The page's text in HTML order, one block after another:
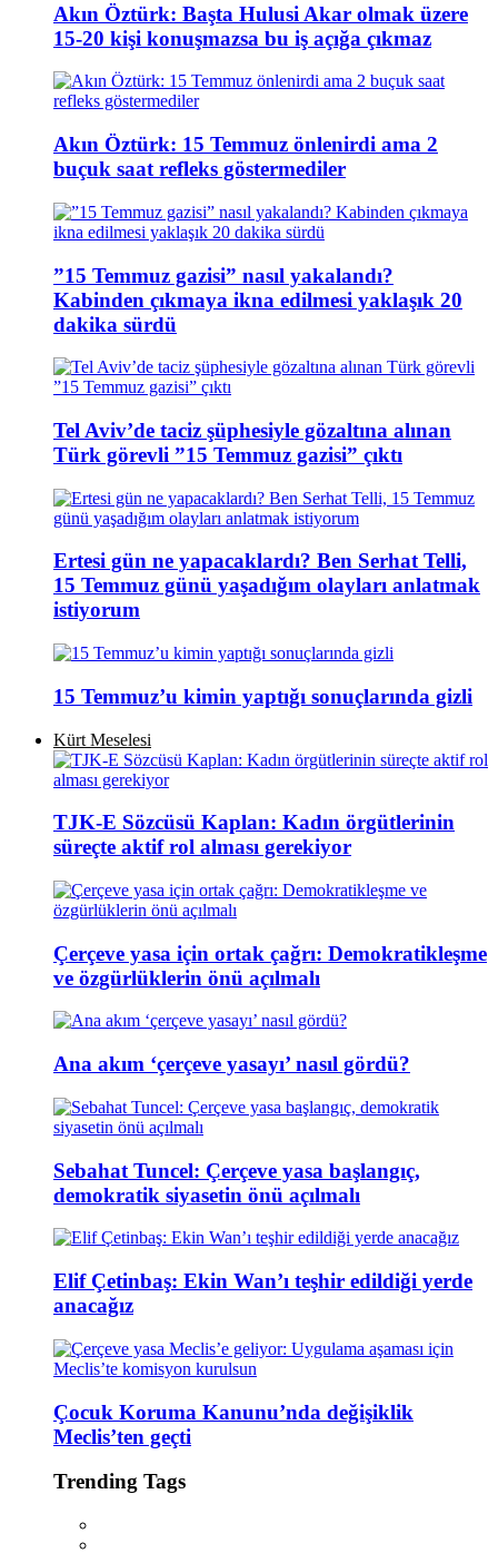
Akın Öztürk: Başta Hulusi Akar olmak üzere
15-20 kişi konuşmazsa bu iş açığa çıkmaz
Akın Öztürk: 15 Temmuz önlenirdi ama 2
buçuk saat refleks göstermediler
”15 Temmuz gazisi” nasıl yakalandı?
Kabinden çıkmaya ikna edilmesi yaklaşık 20
dakika sürdü
Tel Aviv’de taciz şüphesiyle gözaltına alınan
Türk görevli ”15 Temmuz gazisi” çıktı
Ertesi gün ne yapacaklardı? Ben Serhat Telli,
15 Temmuz günü yaşadığım olayları anlatmak
istiyorum
15 Temmuz’u kimin yaptığı sonuçlarında gizli
Kürt Meselesi
TJK-E Sözcüsü Kaplan: Kadın örgütlerinin
süreçte aktif rol alması gerekiyor
Çerçeve yasa için ortak çağrı: Demokratikleşme
ve özgürlüklerin önü açılmalı
Ana akım ‘çerçeve yasayı’ nasıl gördü?
Sebahat Tuncel: Çerçeve yasa başlangıç,
demokratik siyasetin önü açılmalı
Elif Çetinbaş: Ekin Wan’ı teşhir edildiği yerde
anacağız
Çocuk Koruma Kanunu’nda değişiklik
Meclis’ten geçti
Trending Tags